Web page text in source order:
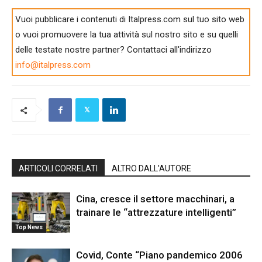
Vuoi pubblicare i contenuti di Italpress.com sul tuo sito web
o vuoi promuovere la tua attività sul nostro sito e su quelli
delle testate nostre partner? Contattaci all'indirizzo
info@italpress.com
ARTICOLI CORRELATI ALTRO DALL'AUTORE
Top News
Cina, cresce il settore macchinari, a
trainare le “attrezzature intelligenti”
Covid, Conte “Piano pandemico 2006